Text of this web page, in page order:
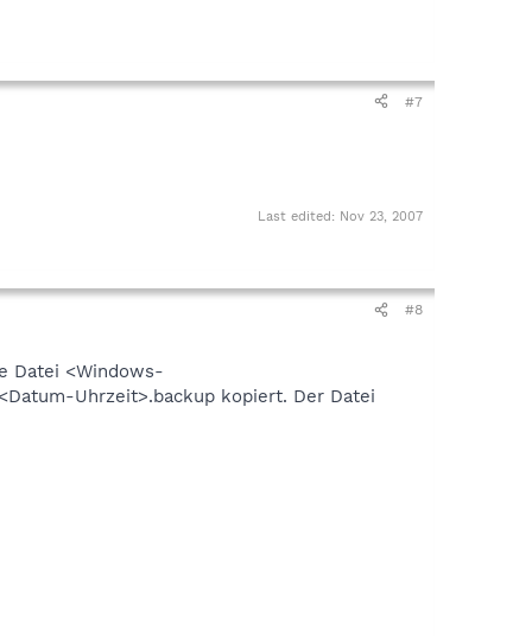
#7
Last edited: Nov 23, 2007
#8
Datei <Windows-
Uhrzeit>.backup kopiert. Der Datei